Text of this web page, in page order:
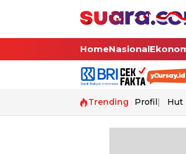
HomeNasional
Trending Profil Hut